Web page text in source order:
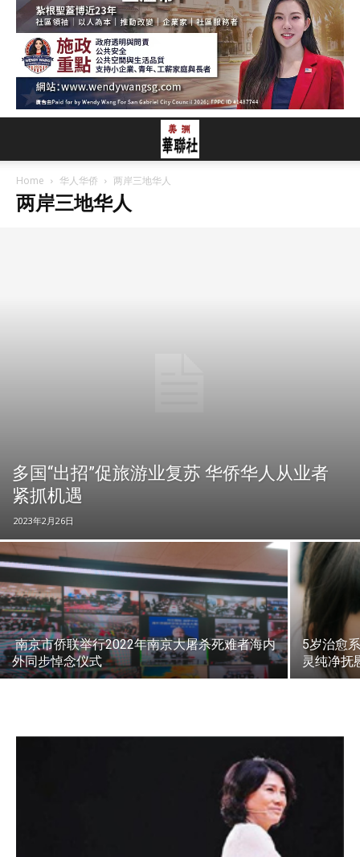
Home 华人华侨 两岸三地华人
两岸三地华人
多国“出招”促旅游业复苏 华侨华人从业者
紧抓机遇
2023年2月26日
南京市侨联举行2022年南京大屠杀死难者海内
外同步悼念仪式
5岁治愈
灵纯净抚